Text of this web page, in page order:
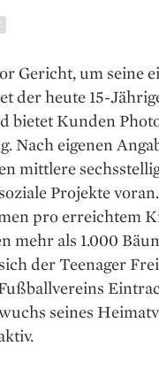
Gericht, um seine
der heute 15-
Kunden
Nach eigenen
mittlere
Projekte
pro erreichtem
mehr als 1.000
der Teenager
seines